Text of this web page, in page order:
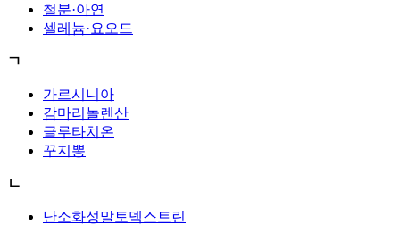
철분·아연
셀레늄·요오드
ㄱ
가르시니아
감마리놀렌산
글루타치온
꾸지뽕
ㄴ
난소화성말토덱스트린